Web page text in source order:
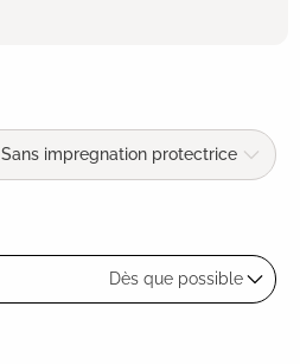
Sans impregnation protectrice
Dès que possible